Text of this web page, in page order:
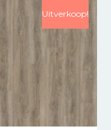
Uitverkoop!